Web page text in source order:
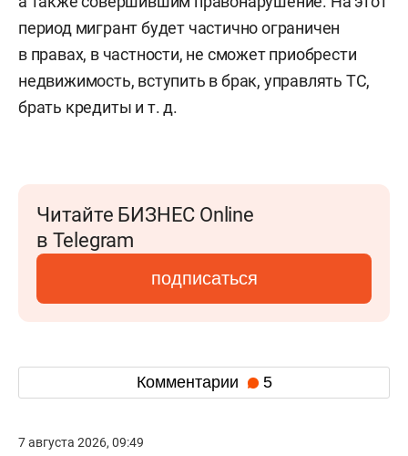
период мигрант будет частично ограничен
в правах, в частности, не сможет приобрести
недвижимость, вступить в брак, управлять ТС,
брать кредиты и т. д.
Читайте БИЗНЕС Online
в Telegram
подписаться
Комментарии 5
7 августа 2026, 09:49